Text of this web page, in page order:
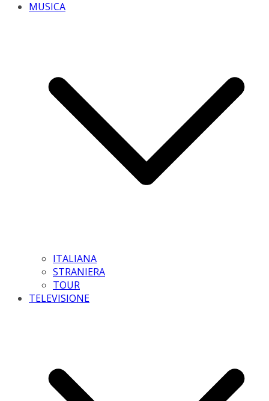
MUSICA
ITALIANA
STRANIERA
TOUR
TELEVISIONE